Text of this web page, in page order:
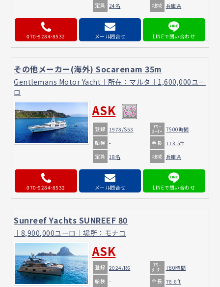
定員 24名 地域 兵庫県
070-9284-8532 メール問合せ
その他メーカー(海外) Socarenam 35m
Gentlemans Motor Yacht｜所在：マルタ｜1,600,000ユー
ロ
ASK
登録 1978/S53 ｱﾜｰ
ﾒｰﾀｰ 7500時間
船検 - 全長 113.5ft
定員 18名 地域 兵庫県
070-9284-8532 メール問合せ
Sunreef Yachts SUNREEF 80
｜8,900,000ユーロ｜場所：モナコ
ASK
登録 2024/R6 ｱﾜｰ
ﾒｰﾀｰ 780時間
船検 - 全長 78.6ft